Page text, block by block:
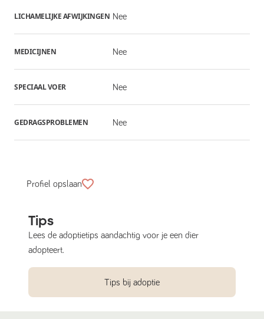
LICHAMELIJKE AFWIJKINGEN Nee
MEDICIJNEN Nee
SPECIAAL VOER Nee
GEDRAGSPROBLEMEN Nee
Profiel opslaan
Tips
Lees de adoptietips aandachtig voor je een dier
adopteert.
Tips bij adoptie